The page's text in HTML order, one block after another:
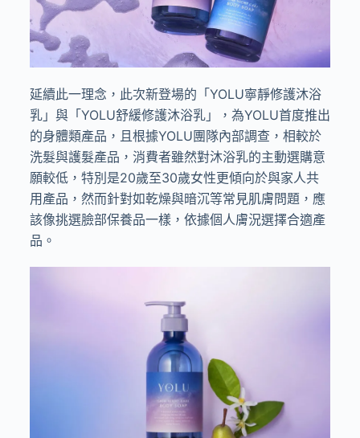
延續此一理念，此次新登場的「YOLU寧靜修護沐浴
乳」與「YOLU舒緩修護沐浴乳」，為YOLU首度推出
的身體類產品，且根據YOLU團隊內部調查，相較於
洗髮與護髮產品，消費者雖然對沐浴乳的主動選購意
願較低，特別是20歲至30歲女性更傾向於與家人共
用產品，然而針對如乾燥與暗沉等常見肌膚問題，應
該像挑選臉部保養品一樣，依據個人膚況選擇合適產
品。